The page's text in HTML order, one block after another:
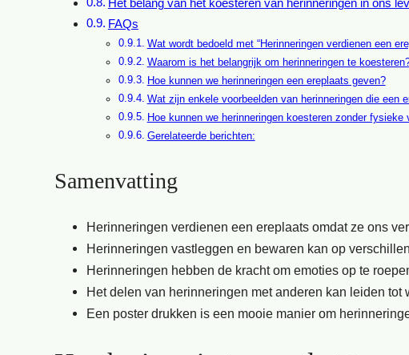
Het belang van het koesteren van herinneringen in ons
FAQs
Wat wordt bedoeld met “Herinneringen verdienen een
Waarom is het belangrijk om herinneringen te
Hoe kunnen we herinneringen een ereplaats geven?
Wat zijn enkele voorbeelden van herinneringen die een
Hoe kunnen we herinneringen koesteren zonder fysieke
Gerelateerde berichten:
Samenvatting
Herinneringen verdienen een ereplaats omdat ze ons
Herinneringen vastleggen en bewaren kan op
Herinneringen hebben de kracht om emoties op te
Het delen van herinneringen met anderen kan leiden
Een poster drukken is een mooie manier om